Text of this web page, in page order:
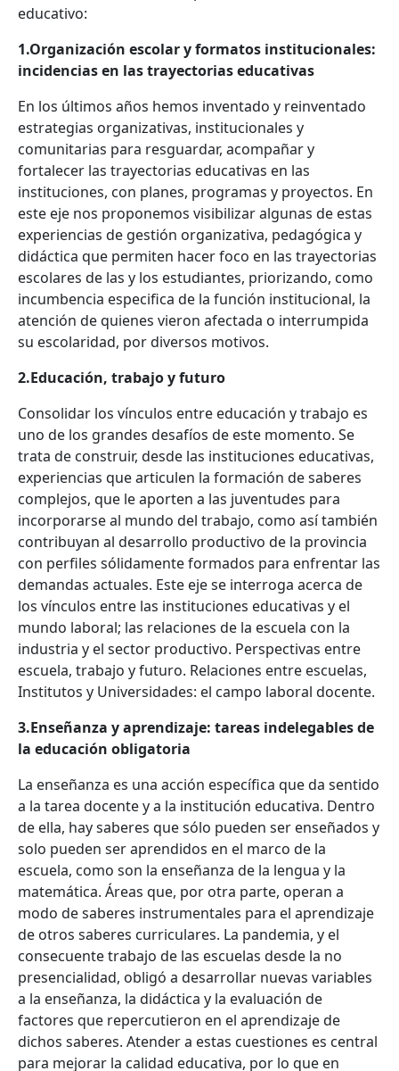
educativo:
1.Organización escolar y formatos institucionales:
incidencias en las trayectorias educativas
En los últimos años hemos inventado y reinventado
estrategias organizativas, institucionales y
comunitarias para resguardar, acompañar y
fortalecer las trayectorias educativas en las
instituciones, con planes, programas y proyectos. En
este eje nos proponemos visibilizar algunas de estas
experiencias de gestión organizativa, pedagógica y
didáctica que permiten hacer foco en las trayectorias
escolares de las y los estudiantes, priorizando, como
incumbencia especifica de la función institucional, la
atención de quienes vieron afectada o interrumpida
su escolaridad, por diversos motivos.
2.Educación, trabajo y futuro
Consolidar los vínculos entre educación y trabajo es
uno de los grandes desafíos de este momento. Se
trata de construir, desde las instituciones educativas,
experiencias que articulen la formación de saberes
complejos, que le aporten a las juventudes para
incorporarse al mundo del trabajo, como así también
contribuyan al desarrollo productivo de la provincia
con perfiles sólidamente formados para enfrentar las
demandas actuales. Este eje se interroga acerca de
los vínculos entre las instituciones educativas y el
mundo laboral; las relaciones de la escuela con la
industria y el sector productivo. Perspectivas entre
escuela, trabajo y futuro. Relaciones entre escuelas,
Institutos y Universidades: el campo laboral docente.
3.Enseñanza y aprendizaje: tareas indelegables de
la educación obligatoria
La enseñanza es una acción específica que da sentido
a la tarea docente y a la institución educativa. Dentro
de ella, hay saberes que sólo pueden ser enseñados y
solo pueden ser aprendidos en el marco de la
escuela, como son la enseñanza de la lengua y la
matemática. Áreas que, por otra parte, operan a
modo de saberes instrumentales para el aprendizaje
de otros saberes curriculares. La pandemia, y el
consecuente trabajo de las escuelas desde la no
presencialidad, obligó a desarrollar nuevas variables
a la enseñanza, la didáctica y la evaluación de
factores que repercutieron en el aprendizaje de
dichos saberes. Atender a estas cuestiones es central
para mejorar la calidad educativa, por lo que en